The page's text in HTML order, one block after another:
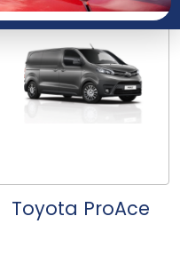
Toyota ProAce